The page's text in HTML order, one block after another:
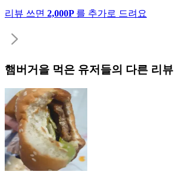
리뷰 쓰면 2,000P 를 추가로 드려요
햄버거 을 먹은 유저들의 다른 리뷰